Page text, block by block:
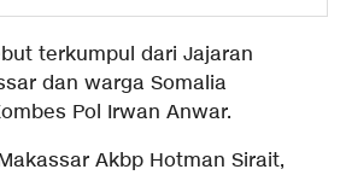
terkumpul dari Jajaran
dan warga Somalia
Pol Irwan Anwar.
Akbp Hotman Sirait,